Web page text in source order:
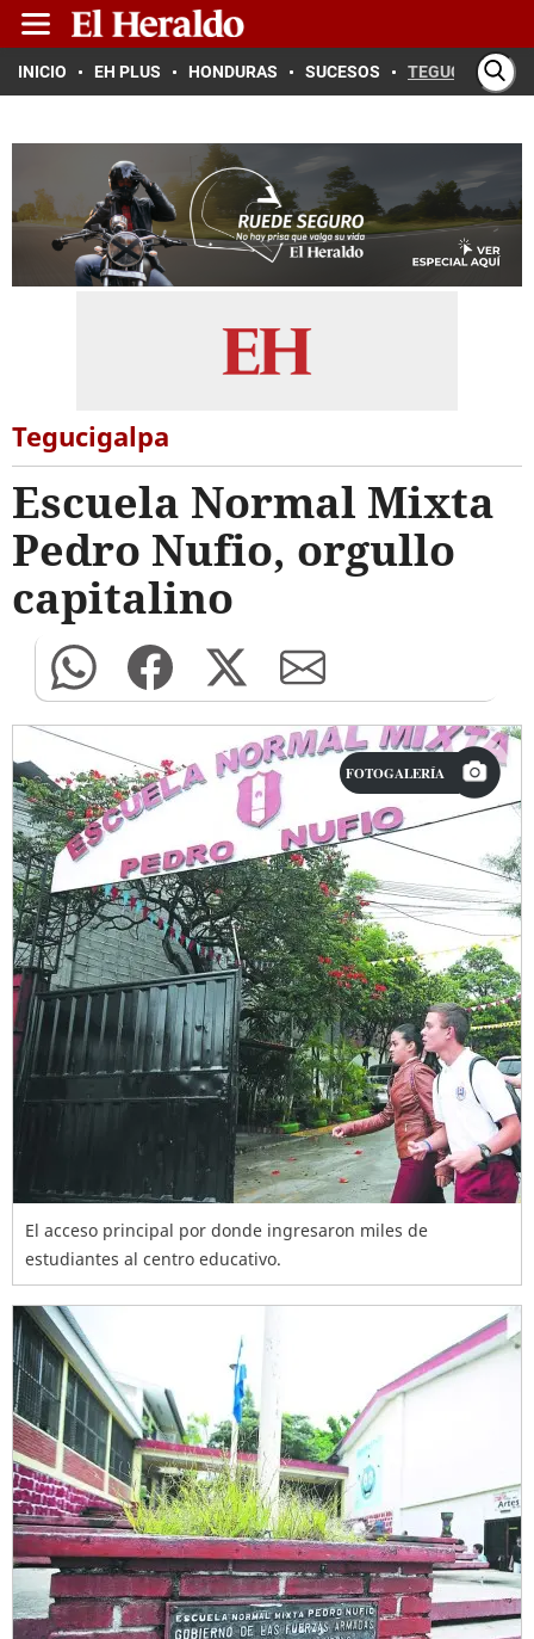
INICIO EH PLUS HONDURAS SUCESOS TEGUCIGALPA
Tegucigalpa
Escuela Normal Mixta
Pedro Nufio, orgullo
capitalino
FOTOGALERÍA
El acceso principal por donde ingresaron miles de
estudiantes al centro educativo.